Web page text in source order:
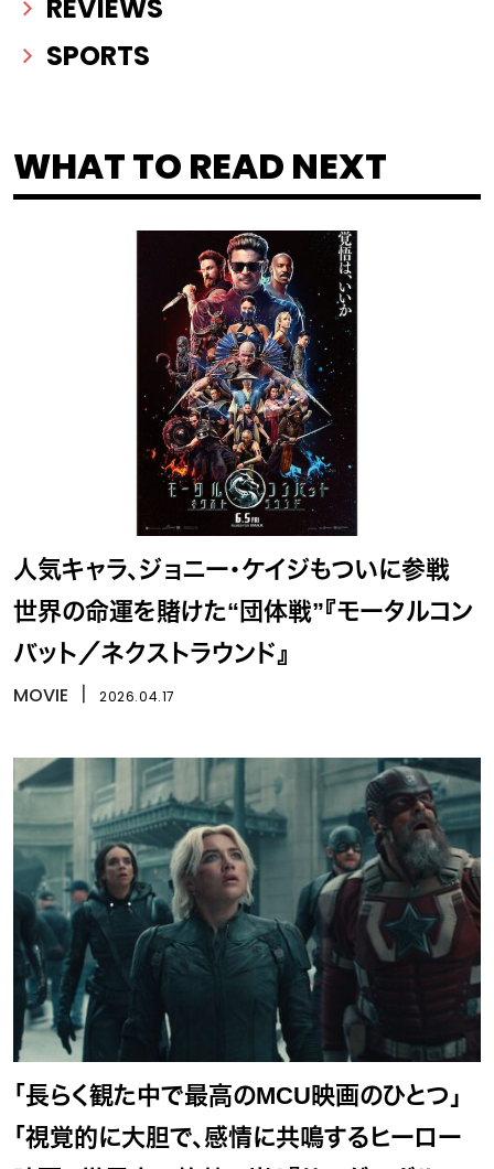
REVIEWS
SPORTS
WHAT TO READ NEXT
人気キャラ、ジョニー・ケイジもついに参戦
世界の命運を賭けた“団体戦”『モータルコン
バット／ネクストラウンド』
MOVIE 2026.04.17
「長らく観た中で最高のMCU映画のひとつ」
「視覚的に大胆で、感情に共鳴するヒーロー